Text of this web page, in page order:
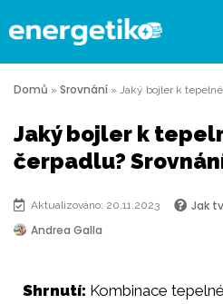
Domů » Srovnání » Jaký bojler k
Jaký bojler k
čerpadlu?
Aktualizováno: 20.11.2023
Jak
Andrea Galla
Shrnutí: Kombinace